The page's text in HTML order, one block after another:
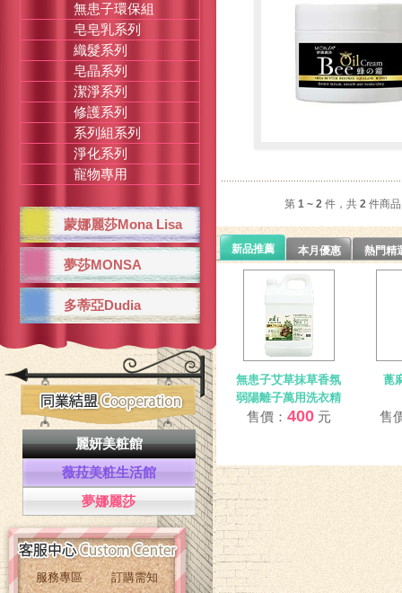
無患子環保組
皂皂乳系列
織髮系列
皂晶系列
潔淨系列
修護系列
系列組系列
淨化系列
寵物專用
蒙娜麗莎Mona Lisa
夢莎MONSA
多蒂亞Dudia
蜂の霜
光滑、潤澤
售價：
第 1 ~ 2 件，共 2 件商品
新品推薦 本月優惠 熱門精
無患子艾草抹草香氛
弱陽離子萬用洗衣精
售價： 400 元
蓖
售
麗妍美粧館
薇菈美粧生活館
夢娜麗莎
服務專區
訂購需知